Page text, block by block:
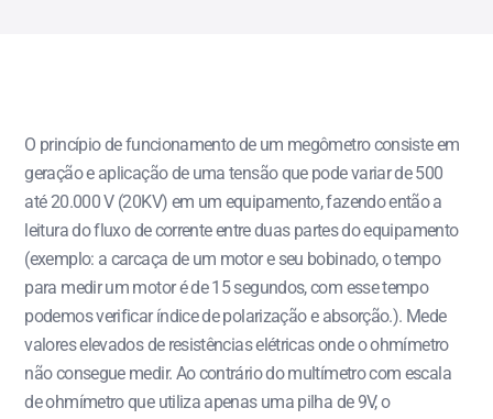
O princípio de funcionamento de um megômetro consiste em
geração e aplicação de uma tensão que pode variar de 500
até 20.000 V (20KV) em um equipamento, fazendo então a
leitura do fluxo de corrente entre duas partes do equipamento
(exemplo: a carcaça de um motor e seu bobinado, o tempo
para medir um motor é de 15 segundos, com esse tempo
podemos verificar índice de polarização e absorção.). Mede
valores elevados de resistências elétricas onde o ohmímetro
não consegue medir. Ao contrário do multímetro com escala
de ohmímetro que utiliza apenas uma pilha de 9V, o